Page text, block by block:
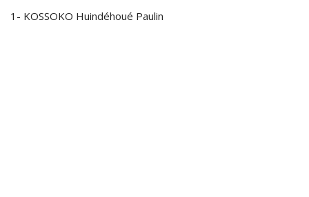
1- KOSSOKO Huindéhoué Paulin